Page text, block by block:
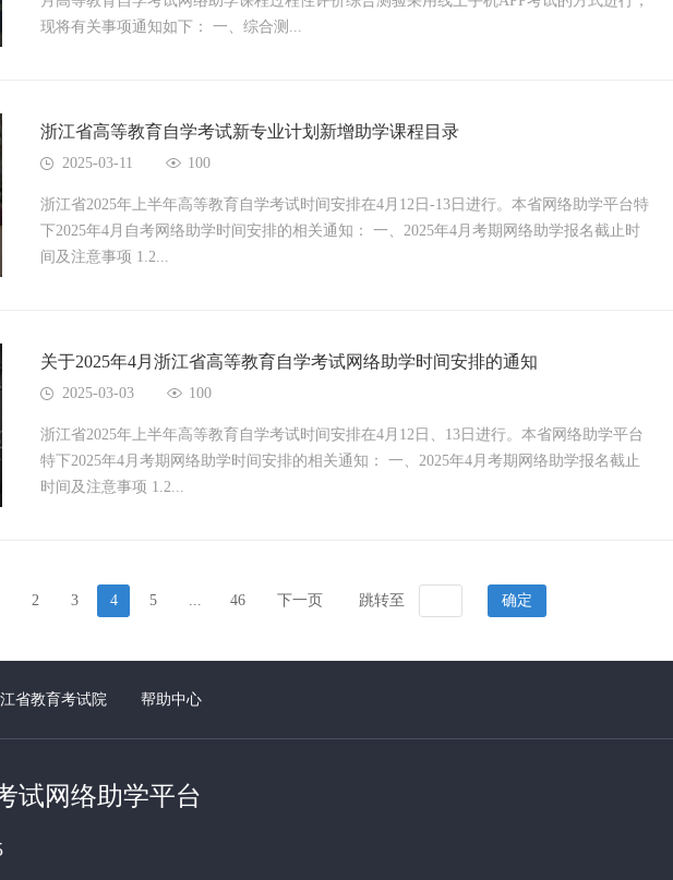
现将有关事项通知如下： 一、综合测...
浙江省高等教育自学考试新专业计划新增助学课程目录
2025-03-11 100
浙江省2025年上半年高等教育自学考试时间安排在4月12日-13日进行。本省网络助学平台特
下2025年4月自考网络助学时间安排的相关通知： 一、2025年4月考期网络助学报名截止时
间及注意事项 1.2...
关于2025年4月浙江省高等教育自学考试网络助学时间安排的通知
2025-03-03 100
浙江省2025年上半年高等教育自学考试时间安排在4月12日、13日进行。本省网络助学平台
特下2025年4月考期网络助学时间安排的相关通知： 一、2025年4月考期网络助学报名截止
时间及注意事项 1.2...
2 3 4 5 ... 46 下一页 跳转至 确定
省教育考试院 帮助中心
试网络助学平台